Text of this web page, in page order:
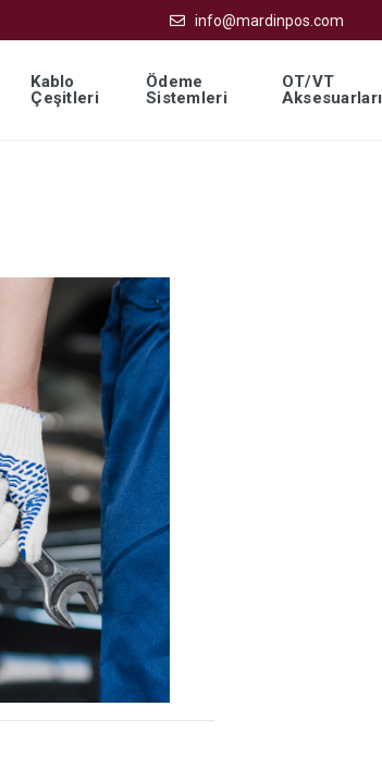
info@mardinpos.com
Kablo
Çeşitleri
Ödeme
Sistemleri
OT/VT
Aksesuarları